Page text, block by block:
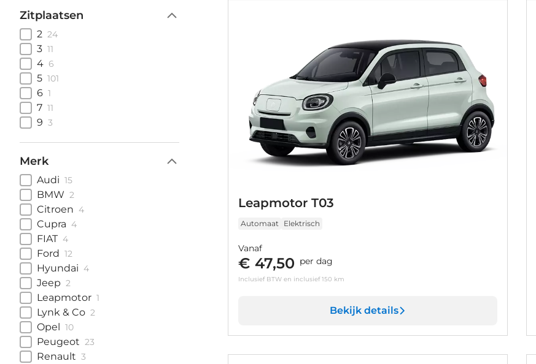
Zitplaatsen
2 24
3 11
4 6
5 101
6 1
7 11
9 3
Merk
Audi 15
BMW 2
Citroen 4
Cupra 4
FIAT 4
Ford 12
Hyundai 4
Jeep 2
Leapmotor 1
Lynk & Co 2
Opel 10
Peugeot 23
Renault 3
Leapmotor T03
Automaat Elektrisch
Vanaf
€ 47,50 per dag
Inclusief BTW en inclusief 150 km
Bekijk details